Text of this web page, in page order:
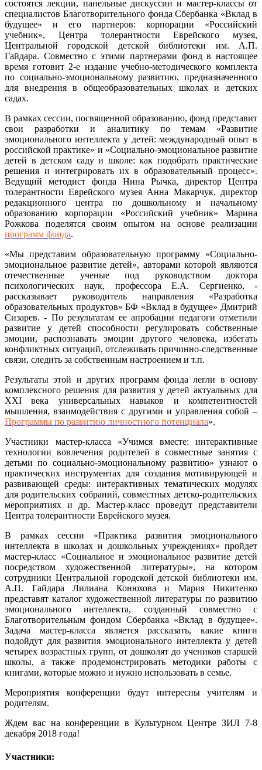
состоятся лекции, панельные дискуссии и мастер-классы от
специалистов Благотворительного фонда Сбербанка «Вклад в
будущее» и его партнеров: корпорации «Российский
учебник», Центра толерантности Еврейского музея,
Центральной городской детской библиотеки им. А.П.
Гайдара. Совместно с этими партнерами фонд в настоящее
время готовит 2-е издание учебно-методического комплекта
по социально-эмоциональному развитию, предназначенного
для внедрения в общеобразовательных школах и детских
садах.
В рамках сессии, посвященной образованию, фонд представит
свои разработки и аналитику по темам «Развитие
эмоционального интеллекта у детей: международный опыт в
российской практике» и «Социально-эмоциональное развитие
детей в детском саду и школе: как подобрать практические
решения и интегрировать их в образовательный процесс».
Ведущий методист фонда Нина Рычка, директор Центра
толерантности Еврейского музея Анна Макарчук, директор
редакционного центра по дошкольному и начальному
образованию корпорации «Российский учебник» Марина
Рожкова поделятся своим опытом на основе реализации
программ фонда.
«Мы представим образовательную программу «Социально-
эмоциональное развитие детей», авторами которой являются
отечественные ученые под руководством доктора
психологических наук, профессора Е.А. Сергиенко, -
рассказывает руководитель направления «Разработка
образовательных продуктов» БФ «Вклад в будущее» Дмитрий
Сизарев. - По результатам ее апробации педагоги отметили
развитие у детей способности регулировать собственные
эмоции, распознавать эмоции другого человека, избегать
конфликтных ситуаций, отслеживать причинно-следственные
связи, следить за собственным настроением и т.п.
Результаты этой и других программ фонда легли в основу
комплексного решения для развития у детей актуальных для
XXI века универсальных навыков и компетентностей
мышления, взаимодействия с другими и управления собой –
Программы по развитию личностного потенциала».
Участники мастер-класса «Учимся вместе: интерактивные
технологии вовлечения родителей в совместные занятия с
детьми по социально-эмоциональному развитию» узнают о
практических инструментах для создания мотивирующей и
развивающей среды: интерактивных тематических модулях
для родительских собраний, совместных детско-родительских
мероприятиях и др. Мастер-класс проведут представители
Центра толерантности Еврейского музея.
В рамках сессии «Практика развития эмоционального
интеллекта в школах и дошкольных учреждениях» пройдет
мастер-класс «Социальное и эмоциональное развитие детей
посредством художественной литературы», на котором
сотрудники Центральной городской детской библиотеки им.
А.П. Гайдара Лилиана Конюхова и Мария Никитенко
представят каталог художественной литературы по развитию
эмоционального интеллекта, созданный совместно с
Благотворительным фондом Сбербанка «Вклад в будущее».
Задача мастер-класса является рассказать, какие книги
подойдут для развития эмоционального интеллекта у детей
четырех возрастных групп, от дошколят до учеников старшей
школы, а также продемонстрировать методики работы с
книгами, которые можно и нужно использовать в семье.
Мероприятия конференции будут интересны учителям и
родителям.
Ждем вас на конференции в Культурном Центре ЗИЛ 7-8
декабря 2018 года!
Участники: